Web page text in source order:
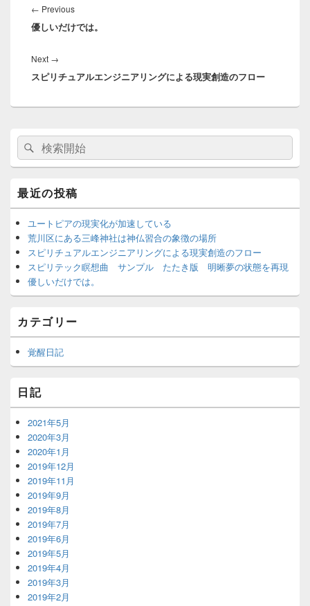
稿
ナ
ゲ
ー
シ
← Previous
post:
優しいだけでは。
Next →
post:
スピリチュアルエンジニアリングによる現実創造のフロー
メ
ン
サ
ド
バ
ー
ウ
ェ
ッ
ト
リ
ア
検
索
対
象:
検
索
最近の投稿
ユートピアの現実化が加速している
荒川区にある三峰神社は神仏習合の象徴の場所
スピリチュアルエンジニアリングによる現実創造のフロー
スピリテック瞑想曲 サンプル たたき版 明晰夢の状態を再現
優しいだけでは。
カテゴリー
覚醒日記
日記
2021年5月
2020年3月
2020年1月
2019年12月
2019年11月
2019年9月
2019年8月
2019年7月
2019年6月
2019年5月
2019年4月
2019年3月
2019年2月